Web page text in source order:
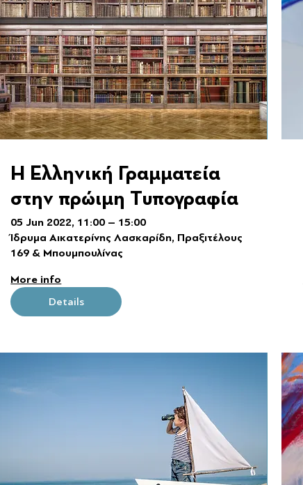
Η Ελληνική Γραμματεία
στην πρώιμη Tυπογραφία
05 Jun 2022, 11:00 – 15:00
Ίδρυμα Αικατερίνης Λασκαρίδη, Πραξιτέλους
169 & Μπουμπουλίνας
More info
Details